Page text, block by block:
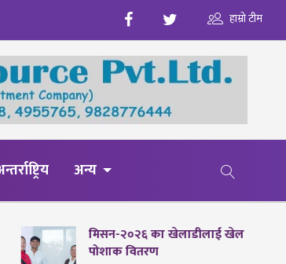
हाम्रो टीम
अन्य
मिसन-२०२६ का खेलाडीलाई खेल
पोशाक वितरण